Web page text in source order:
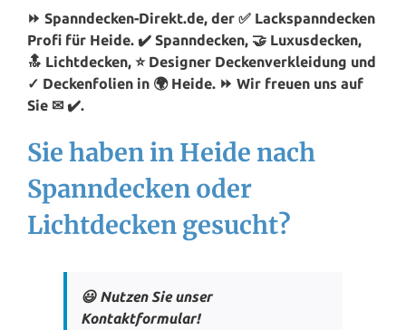
⏩ Spanndecken-Direkt.de, der ✅ Lackspanndecken
Profi für Heide. ✔️ Spanndecken, 🤝 Luxusdecken,
🔝 Lichtdecken, ⭐ Designer Deckenverkleidung und
✓ Deckenfolien in 🌍 Heide. ⏩ Wir freuen uns auf
Sie ✉ ✔️.
Sie haben in Heide nach
Spanndecken oder
Lichtdecken gesucht?
😃 Nutzen Sie unser
Kontaktformular!